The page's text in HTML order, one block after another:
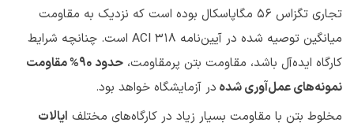
تجاری تگزاس ۵۶ مگاپاسکال بوده است که نزدیک به مقاومت
میانگین توصیه شده در آیین‌نامه ACI 318 است. چنانچه شرایط
کارگاه ایده‌آل باشد، مقاومت بتن پرمقاومت،
حدود ۹۰% مقاومت
نمونه‌های عمل‌آوری شده در آزمایشگاه خواهد بود.
مخلوط بتن با مقاومت بسیار زیاد در کارگاه‌های مختلف ایالات